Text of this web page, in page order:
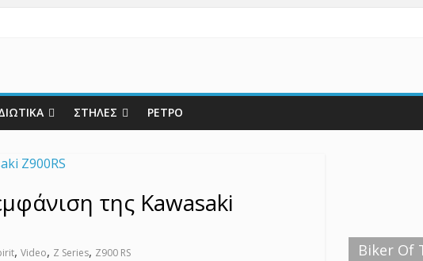
ΣΤΗΛΕΣ ΡΕΤΡΟ
της Kawasaki
, Video, Z Series, Z900 RS Biker Of